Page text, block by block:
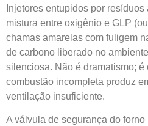
Injetores entupidos por
mistura entre oxigênio e GLP
chamas amarelas com fuligem
de carbono liberado no
silenciosa. Não é dramatismo; é
combustão incompleta produz
ventilação insuficiente.
A válvula de segurança do forno